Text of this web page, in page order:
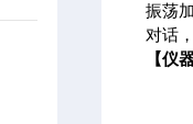
振荡
对话
【仪